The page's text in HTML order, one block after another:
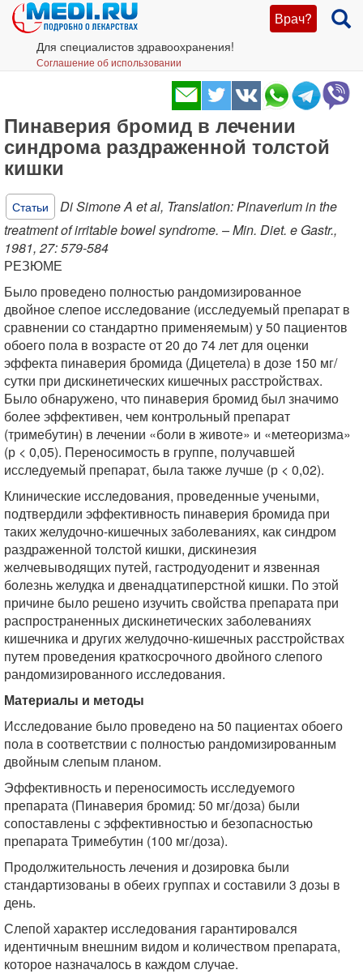
Врач?
Для специалистов здравоохранения!
Соглашение об использовании
Пинаверия бромид в лечении
синдрома раздраженной толстой
кишки
Статьи
Di Simone A et al, Translation: Pinaverium in the
treatment of irritable bowel syndrome. – Min. Diet. e Gastr.,
1981, 27: 579-584
РЕЗЮМЕ
Было проведено полностью рандомизированное
двойное слепое исследование (исследуемый препарат в
сравнении со стандартно применяемым) у 50 пациентов
обоего пола в возрасте от 20 до 74 лет для оценки
эффекта пинаверия бромида (Дицетела) в дозе 150 мг/
сутки при дискинетических кишечных расстройствах.
Было обнаружено, что пинаверия бромид был значимо
более эффективен, чем контрольный препарат
(тримебутин) в лечении «боли в животе» и «метеоризма»
(р < 0,05). Переносимость в группе, получавшей
исследуемый препарат, была также лучше (р < 0,02).
Клинические исследования, проведенные учеными,
подтвердили эффективность пинаверия бромида при
таких желудочно-кишечных заболеваниях, как синдром
раздраженной толстой кишки, дискинезия
желчевыводящих путей, гастродуоденит и язвенная
болезнь желудка и двенадцатиперстной кишки. По этой
причине было решено изучить свойства препарата при
распространенных дискинетических заболеваниях
кишечника и других желудочно-кишечных расстройствах
путем проведения краткосрочного двойного слепого
рандомизированного исследования.
Материалы и методы
Исследование было проведено на 50 пациентах обоего
пола в соответствии с полностью рандомизированным
двойным слепым планом.
Эффективность и переносимость исследуемого
препарата (Пинаверия бромид: 50 мг/доза) были
сопоставлены с эффективностью и безопасностью
препарата Тримебутин (100 мг/доза).
Продолжительность лечения и дозировка были
стандартизованы в обеих группах и составили 3 дозы в
день.
Слепой характер исследования гарантировался
идентичным внешним видом и количеством препарата,
которое назначалось в каждом случае.